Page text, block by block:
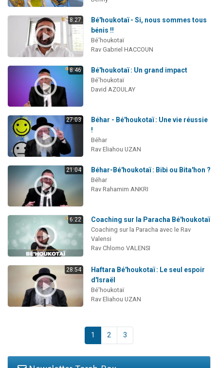
8:27
Bé'houkotaï - Si, nous sommes tous
bénis !!
Bé'houkotaï
Rav Gabriel HACCOUN
8:46 Bé'houkotaï : Un grand impact
Bé'houkotaï
David AZOULAY
27:03
Béhar - Bé'houkotaï : Une vie réussie
!
Béhar
Rav Eliahou UZAN
21:04 Béhar-Bé'houkotaï : Bibi ou Bita'hon ?
Béhar
Rav Rahamim ANKRI
6:22 Coaching sur la Paracha Bé'houkotaï
Coaching sur la Paracha avec le Rav
Valensi
Rav Chlomo VALENSI
28:54
Haftara Bé'houkotaï : Le seul espoir
d'Israël
Bé'houkotaï
Rav Eliahou UZAN
1 2 3